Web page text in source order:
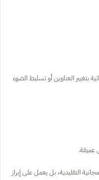
بتغيير العناوين أو تسليط الضوء
التقليدية، بل يعمل على إبراز